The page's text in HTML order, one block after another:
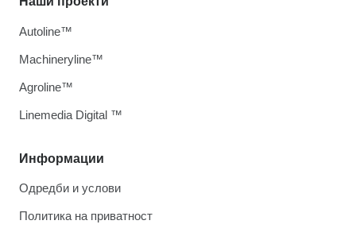
Информации
Одредби и услови
Политика на приватност
Autoline™
Machineryline™
Agroline™
Linemedia Digital ™